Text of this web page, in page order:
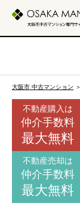
大阪市 中古マンション ＞
不動産購入は
仲介手数料
最大無料
不動産売却は
仲介手数料
最大無料